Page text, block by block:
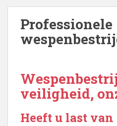
Professionele
veiligheid,
Heeft u last van